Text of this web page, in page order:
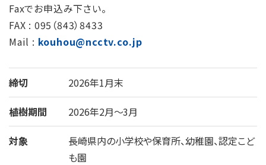
Faxでお申込み下さい。
FAX : 095（843）8433
Mail : kouhou@ncctv.co.jp
締切 2026年1月末
植樹期間 2026年2月～3月
対象
長崎県内の小学校や保育所、幼稚園、認定こど
も園